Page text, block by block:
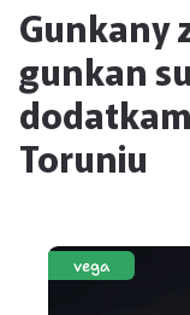
Gunkany
gunkan
Toruniu
vega